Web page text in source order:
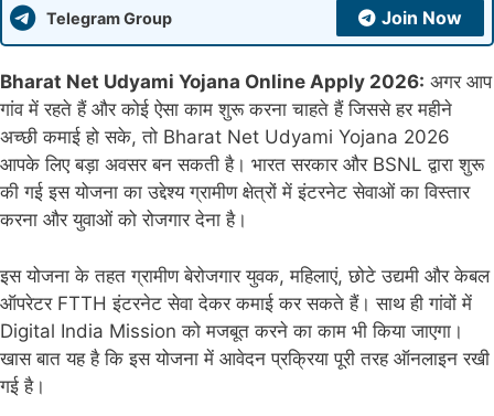
Telegram Group Join Now
Bharat Net Udyami Yojana Online Apply 2026: अगर आप
गांव में रहते हैं और कोई ऐसा काम शुरू करना चाहते हैं जिससे हर महीने
अच्छी कमाई हो सके, तो Bharat Net Udyami Yojana 2026
आपके लिए बड़ा अवसर बन सकती है। भारत सरकार और BSNL द्वारा शुरू
की गई इस योजना का उद्देश्य ग्रामीण क्षेत्रों में इंटरनेट सेवाओं का विस्तार
करना और युवाओं को रोजगार देना है।
इस योजना के तहत ग्रामीण बेरोजगार युवक, महिलाएं, छोटे उद्यमी और केबल
ऑपरेटर FTTH इंटरनेट सेवा देकर कमाई कर सकते हैं। साथ ही गांवों में
Digital India Mission को मजबूत करने का काम भी किया जाएगा।
खास बात यह है कि इस योजना में आवेदन प्रक्रिया पूरी तरह ऑनलाइन रखी
गई है।